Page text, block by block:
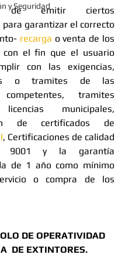
y Seguridad
de emitir ciertos
para garantizar el correcto
recarga o venta de los
con el fin que el usuario
con las exigencias,
o tramites de las
competentes,  tramites
municipales,
, Certificaciones de calidad
9001 y la garantía
de 1 año como mínimo
o compra de los
DE OPERATIVIDAD
DE EXTINTORES.